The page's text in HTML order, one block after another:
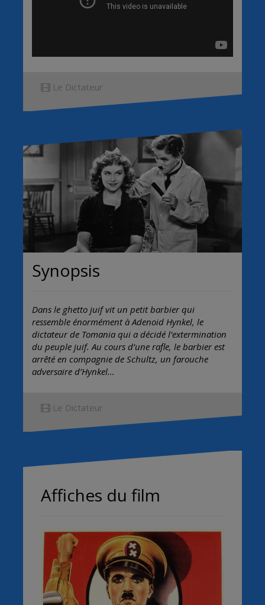
Le Dictateur
Synopsis
Dans le ghetto juif vit un petit barbier qui
ressemble énormément à Adenoid Hynkel, le
dictateur de Tomania qui a décidé l’extermination
du peuple juif. Au cours d’une rafle, le barbier est
arrêté en compagnie de Schultz, un farouche
adversaire d’Hynkel…
Le Dictateur
Affiches du film